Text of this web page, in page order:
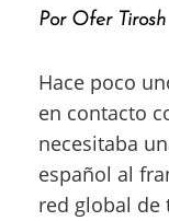
Por Ofer Tirosh
Hace poco
en contacto
necesitaba
español al
red global de